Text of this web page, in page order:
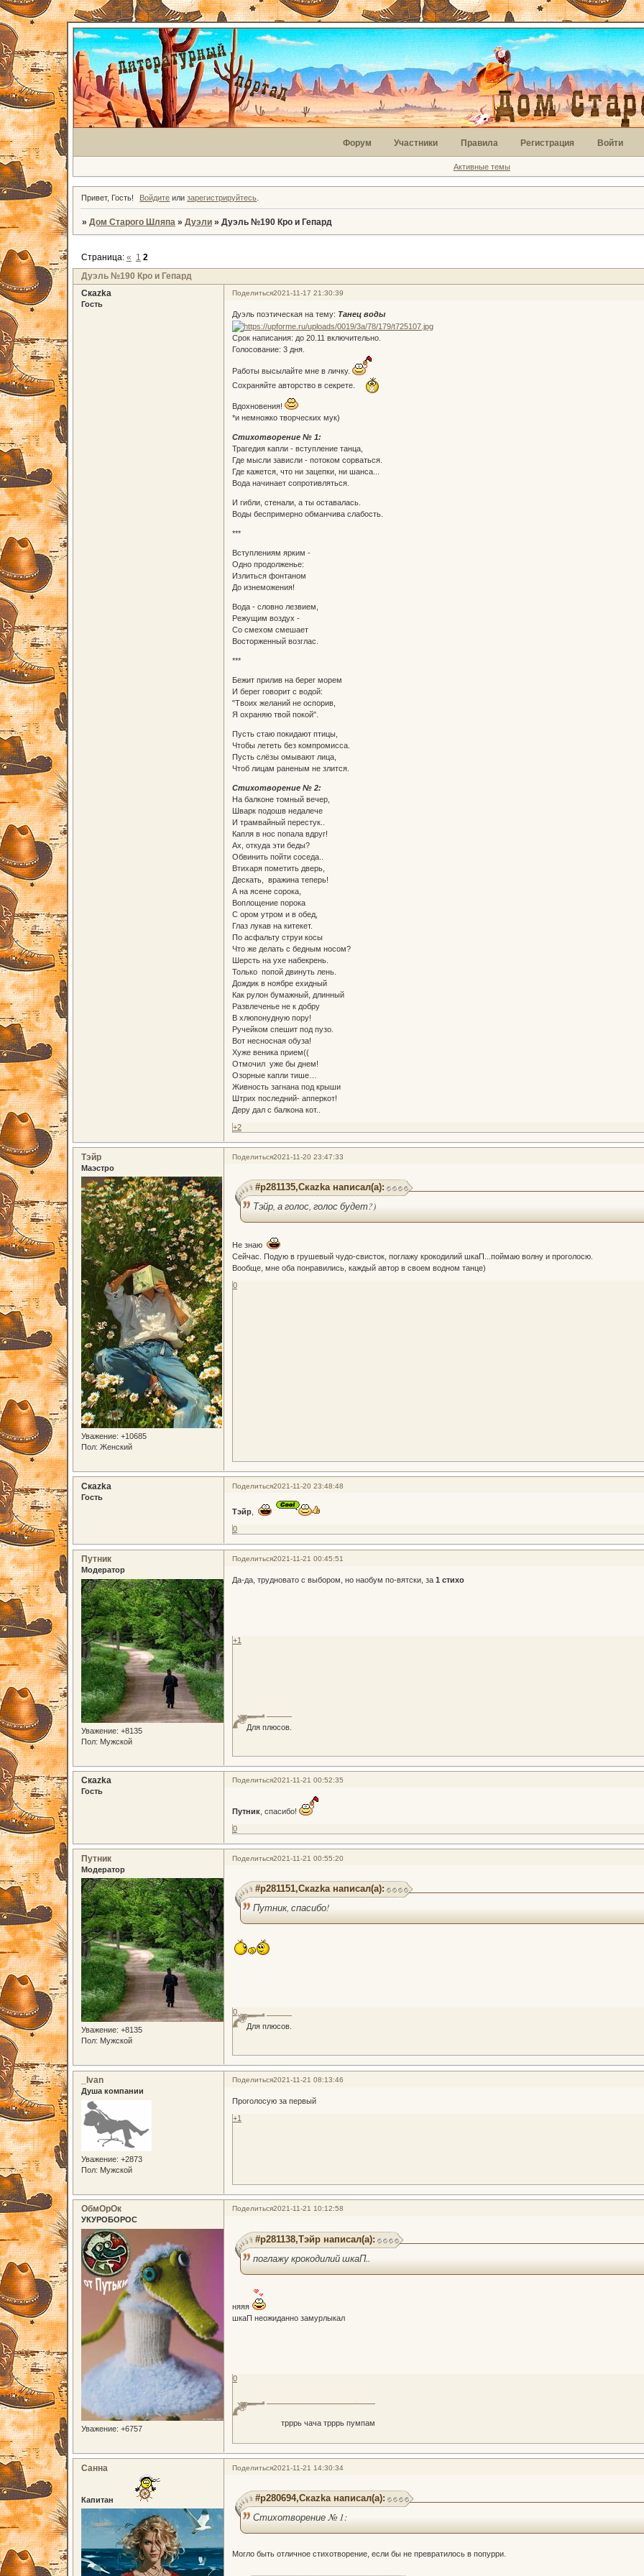
Форум Участники Правила Регистрация Войти
Активные темы
Привет, Гость! Войдите илизарегистрируйтесь
» Дом Старого Шляпа » Дуэли » Дуэль №190 Кро и Гепард
Дуэль №190 Кро и Гепард
Страница: « 1 2
Поделиться2021-11-17 21:30:39
Скаzka
Гость
Дуэль поэтическая на тему: Танец воды
Срок написания: до 20.11 включительно.
Голосование: 3 дня.
Работы высылайте мне в личку.
Сохраняйте авторство в секрете.
Вдохновения!
*и немножко творческих мук)
Стихотворение № 1:
Трагедия капли - вступление танца,
Где мысли зависли - потоком сорваться.
Где кажется, что ни зацепки, ни шанса...
Вода начинает сопротивляться.
И гибли, стенали, а ты оставалась.
Воды беспримерно обманчива слабость.
***
Вступлениям ярким -
Одно продолженье:
Излиться фонтаном
До изнеможения!
Вода - словно лезвием,
Режущим воздух -
Со смехом смешает
Восторженный возглас.
***
Бежит прилив на берег морем
И берег говорит с водой:
"Твоих желаний не оспорив,
Я охраняю твой покой".
Пусть стаю покидают птицы,
Чтобы лететь без компромисса.
Пусть слёзы омывают лица,
Чтоб лицам раненым не злится.
Стихотворение № 2:
На балконе томный вечер,
Шварк подошв недалече
И трамвайный перестук..
Капля в нос попала вдруг!
Ах, откуда эти беды?
Обвинить пойти соседа..
Втихаря пометить дверь,
Дескать, вражина теперь!
А на ясене сорока,
Воплощение порока
С ором утром и в обед,
Глаз лукав на китекет.
По асфальту струи косы
Что же делать с бедным носом?
Шерсть на ухе набекрень.
Только попой двинуть лень.
Дождик в ноябре ехидный
Как рулон бумажный, длинный
Развлеченье не к добру
В хлюпонудную пору!
Ручейком спешит под пузо.
Вот несносная обуза!
Хуже веника прием((
Отмочил уже бы днем!
Озорные капли тише…
Живность загнана под крыши
Штрих последний- апперкот!
Деру дал с балкона кот..
+2
Поделиться2021-11-20 23:47:33
Тэйр
Маэстро
Уважение: +10685
Пол: Женский
#p281135,Скаzka написал(а):
Тэйр, а голос, голос будет?)
Не знаю
Сейчас. Подую в грушевый чудо-свисток, поглажу крокодилий шкаП...поймаю волну и проголосю.
Вообще, мне оба понравились, каждый автор в своем водном танце)
0
Поделиться2021-11-20 23:48:48
Скаzka
Гость
Тэйр,
0
Поделиться2021-11-21 00:45:51
Путник
Модератор
Уважение: +8135
Пол: Мужской
Да-да, трудновато с выбором, но наобум по-вятски, за 1 стихо
Для плюсов.
+1
Поделиться2021-11-21 00:52:35
Скаzka
Гость
Путник, спасибо!
0
Поделиться2021-11-21 00:55:20
Путник
Модератор
Уважение: +8135
Пол: Мужской
#p281151,Скаzka написал(а):
Путник, спасибо!
Для плюсов.
0
Поделиться2021-11-21 08:13:46
_Ivan
Душа компании
Уважение: +2873
Пол: Мужской
Проголосую за первый
+1
Поделиться2021-11-21 10:12:58
ОбмОрОк
УКУРОБОРОС
Уважение: +6757
#p281138,Тэйр написал(а):
поглажу крокодилий шкаП..
няяя
шкаП неожиданно замурлыкал
трррь чача трррь пумпам
0
Поделиться2021-11-21 14:30:34
Санна
Капитан #p280694,Скаzka написал(а):
Стихотворение № 1:
Могло быть отличное стихотворение, если бы не превратилось в попурри.